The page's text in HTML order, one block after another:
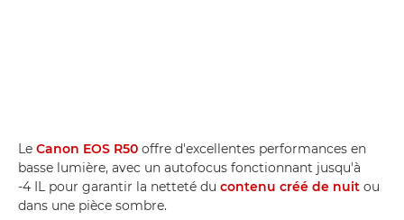
Le Canon EOS R50 offre d'excellentes performances en
basse lumière, avec un autofocus fonctionnant jusqu'à
-4 IL pour garantir la netteté du contenu créé de nuit ou
dans une pièce sombre.